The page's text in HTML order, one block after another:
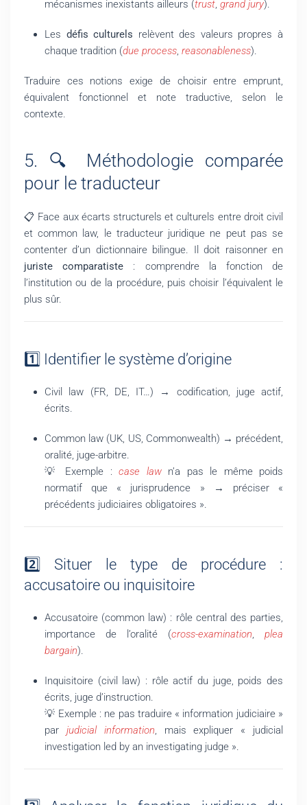
mécanismes inexistants ailleurs (trust, grand jury).
Les défis culturels relèvent des valeurs propres à
chaque tradition (due process, reasonableness).
Traduire ces notions exige de choisir entre emprunt,
équivalent fonctionnel et note traductive, selon le
contexte.
5. 🔍 Méthodologie comparée
pour le traducteur
📋 Face aux écarts structurels et culturels entre droit civil
et common law, le traducteur juridique ne peut pas se
contenter d’un dictionnaire bilingue. Il doit raisonner en
juriste comparatiste : comprendre la fonction de
l’institution ou de la procédure, puis choisir l’équivalent le
plus sûr.
1️⃣ Identifier le système d’origine
Civil law (FR, DE, IT…) → codification, juge actif,
écrits.
Common law (UK, US, Commonwealth) → précédent,
oralité, juge-arbitre.
💡 Exemple : case lawn’a pas le même poids
normatif que « jurisprudence » → préciser «
précédents judiciaires obligatoires ».
2️⃣ Situer le type de procédure :
accusatoire ou inquisitoire
Accusatoire (common law) : rôle central des parties,
importance de l’oralité (cross-examination, plea
bargain).
Inquisitoire (civil law) : rôle actif du juge, poids des
écrits, juge d’instruction.
💡 Exemple : ne pas traduire « information judiciaire »
par judicial information, mais expliquer « judicial
investigation led by an investigating judge ».